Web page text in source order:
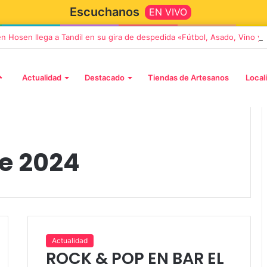
Escuchanos EN VIVO
Hosen llega a Tandil en su gira de despedida «Fútbol, Asado, Vino y
Actualidad Destacado Tiendas de Artesanos
2024
Actualidad
ROCK & POP EN BAR EL
«Noel», un
con dos
5 octubre, 2026
«Fútbol, Asado, Vino y Adiós